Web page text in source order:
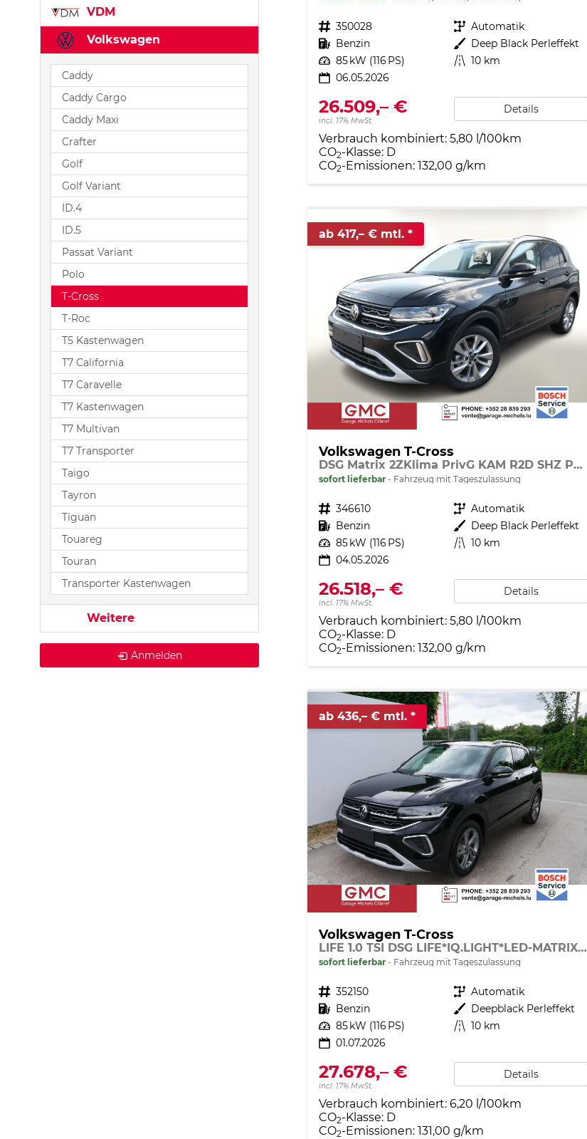
Fahrzeugnr. 350028 Getriebe Automatik
Kraftstoff Benzin Außenfarbe Deep Black Perleffekt
Leistung 85 kW (116 PS) Kilometerstand 10 km
06.05.2026
26.509,– €
incl. 17% MwSt.
Details
Verbrauch kombiniert: 5,80 l/100km
CO2-Klasse: D
CO2-Emissionen: 132,00 g/km
ab 417,– € mtl.
Volkswagen T-Cross
DSG Matrix 2ZKlima PrivG KAM R2D SHZ PDC
sofort lieferbar Fahrzeug mit Tageszulassung
Fahrzeugnr. 346610 Getriebe Automatik
Kraftstoff Benzin Außenfarbe Deep Black Perleffekt
Leistung 85 kW (116 PS) Kilometerstand 10 km
04.05.2026
26.518,– €
incl. 17% MwSt.
Details
Verbrauch kombiniert: 5,80 l/100km
CO2-Klasse: D
CO2-Emissionen: 132,00 g/km
ab 436,– € mtl.
Volkswagen T-Cross
LIFE 1.0 TSI DSG LIFE*IQ.LIGHT*LED-MATRIX*KAMERA*ACC*SMARTLINK*PDC*LED*SHZ*TEMPOMAT*KLIMA*17-ZOLL
sofort lieferbar Fahrzeug mit Tageszulassung
Fahrzeugnr. 352150 Getriebe Automatik
Kraftstoff Benzin Außenfarbe Deepblack Perleffekt
Leistung 85 kW (116 PS) Kilometerstand 10 km
01.07.2026
27.678,– €
incl. 17% MwSt.
Details
Verbrauch kombiniert: 6,20 l/100km
CO2-Klasse: D
CO2-Emissionen: 131,00 g/km
VDM
Volkswagen
Caddy
Caddy Cargo
Caddy Maxi
Crafter
Golf
Golf Variant
ID.4
ID.5
Passat Variant
Polo
T-Cross
T-Roc
T5 Kastenwagen
T7 California
T7 Caravelle
T7 Kastenwagen
T7 Multivan
T7 Transporter
Taigo
Tayron
Tiguan
Touareg
Touran
Transporter Kastenwagen
Weitere
Anmelden